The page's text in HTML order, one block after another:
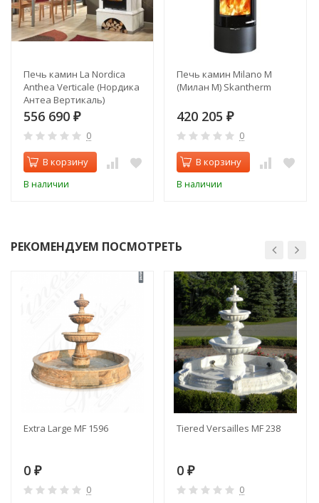
Печь камин La Nordica
Anthea Verticale (Нордика
Антеа Вертикаль)
556 690 ₽
0
В корзину
В наличии
Печь камин Milano M
(Милан М) Skantherm
420 205 ₽
0
В корзину
В наличии
РЕКОМЕНДУЕМ ПОСМОТРЕТЬ
Extra Large MF 1596
0 ₽
0
Tiered Versailles MF 238
0 ₽
0